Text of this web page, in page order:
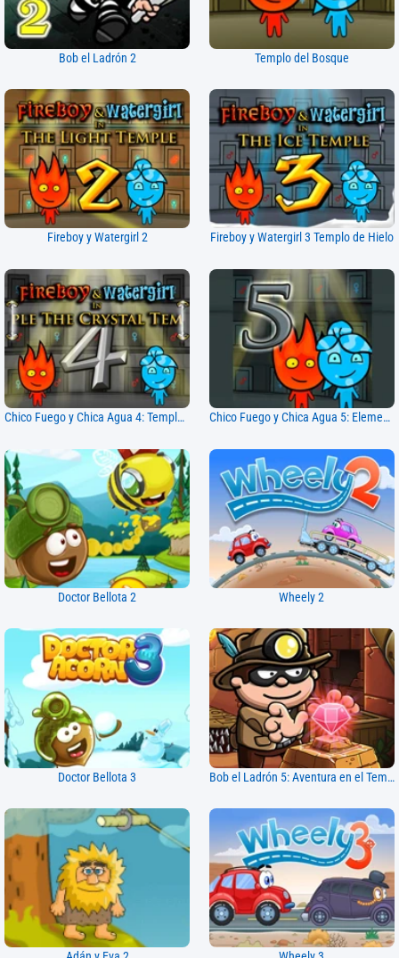
Bob el Ladrón 2 Templo del Bosque
Fireboy y Watergirl 2 Fireboy y Watergirl 3 Templo de Hielo
Chico Fuego y Chica Agua 4: Templo de Cristal Chico Fuego y Chica Agua 5: Elementos
Doctor Bellota 2 Wheely 2
Doctor Bellota 3 Bob el Ladrón 5: Aventura en el Templo